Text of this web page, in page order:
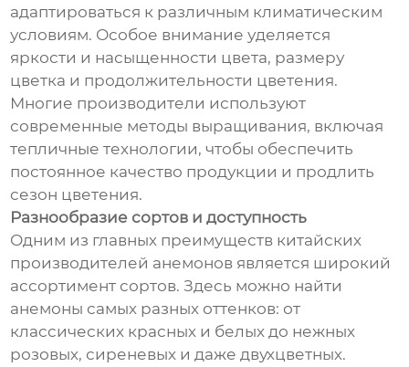
адаптироваться к различным климатическим
условиям. Особое внимание уделяется
яркости и насыщенности цвета, размеру
цветка и продолжительности цветения.
Многие производители используют
современные методы выращивания, включая
тепличные технологии, чтобы обеспечить
постоянное качество продукции и продлить
сезон цветения.
Разнообразие сортов и доступность
Одним из главных преимуществ китайских
производителей анемонов является широкий
ассортимент сортов. Здесь можно найти
анемоны самых разных оттенков: от
классических красных и белых до нежных
розовых, сиреневых и даже двухцветных.